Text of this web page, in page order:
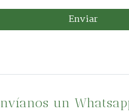
Enviar
un